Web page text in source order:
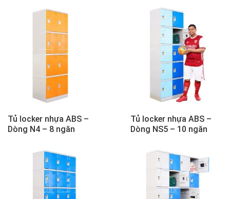
Tủ locker nhựa ABS –
Dòng N4 – 8 ngăn
Tủ locker nhựa ABS –
Dòng NS5 – 10 ngăn